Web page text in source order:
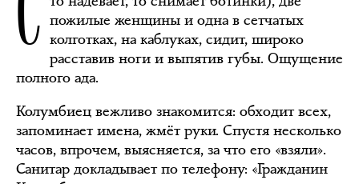
пожилые женщины и одна в сетчатых
колготках, на каблуках, сидит, широко
расставив ноги и выпятив губы. Ощущение
полного ада.
Колумбиец вежливо знакомится: обходит всех,
запоминает имена, жмёт руки. Спустя несколько
часов, впрочем, выясняется, за что его «взяли».
Санитар докладывает по телефону: «Гражданин